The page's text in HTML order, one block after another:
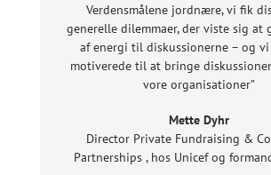
Verdensmålene jordnære, vi fik
generelle dilemmaer, der viste sig at
af energi til diskussionerne – og
motiverede til at bringe
vore organisationer”
Mette Dyhr
Director Private Fundraising &
Partnerships , hos Unicef og